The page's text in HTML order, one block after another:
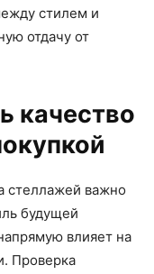
стилем и
отдачу от
качество
стеллажей важно
будущей
влияет на
Проверка